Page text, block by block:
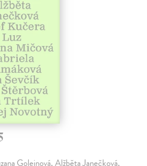
Goleinová, Alžběta Janečková,